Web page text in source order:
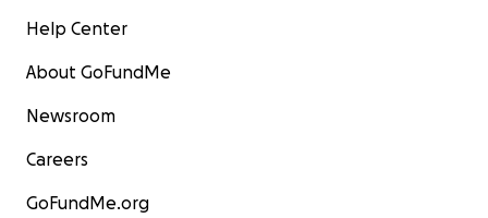
Help Center
About GoFundMe
Newsroom
Careers
GoFundMe.org